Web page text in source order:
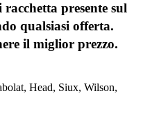
presente sul
qualsiasi offerta.
il miglior prezzo.